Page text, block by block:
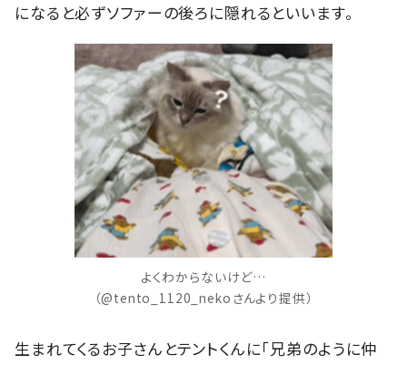
になると必ずソファーの後ろに隠れるといいます。
よくわからないけど…
（@tento_1120_nekoさんより提供）
生まれてくるお子さんとテントくんに「兄弟のように仲